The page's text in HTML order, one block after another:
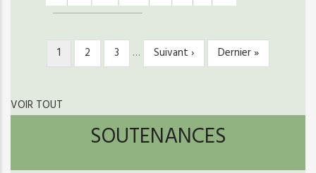
PAGINATION
Page
courante
1 Page
2 Page
3 …
Page
suivante
Suivant ›
Dernière
page
Dernier »
VOIR TOUT
SOUTENANCES